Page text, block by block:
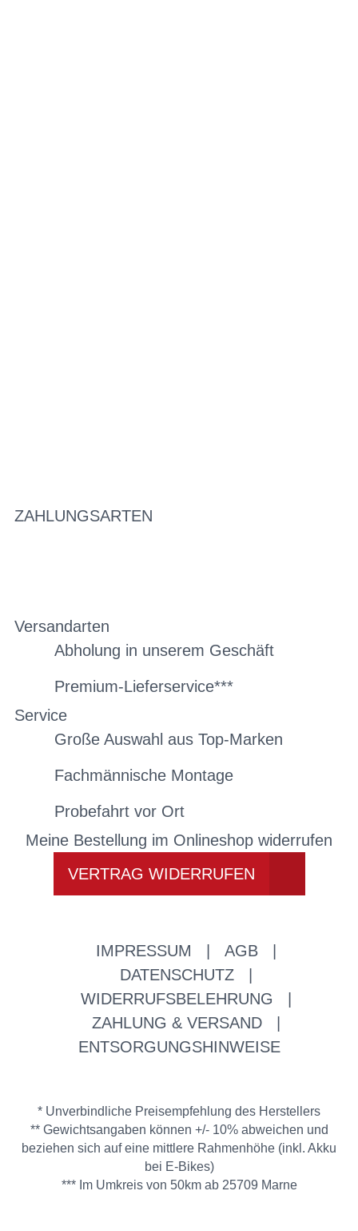
ZAHLUNGSARTEN
Versandarten
Abholung in unserem Geschäft
Premium-Lieferservice***
Service
Große Auswahl aus Top-Marken
Fachmännische Montage
Probefahrt vor Ort
Meine Bestellung im Onlineshop widerrufen
VERTRAG WIDERRUFEN
IMPRESSUM AGB
DATENSCHUTZ
WIDERRUFSBELEHRUNG
ZAHLUNG & VERSAND
ENTSORGUNGSHINWEISE
* Unverbindliche Preisempfehlung des Herstellers
** Gewichtsangaben können +/- 10% abweichen und
beziehen sich auf eine mittlere Rahmenhöhe (inkl. Akku
bei E-Bikes)
*** Im Umkreis von 50km ab 25709 Marne